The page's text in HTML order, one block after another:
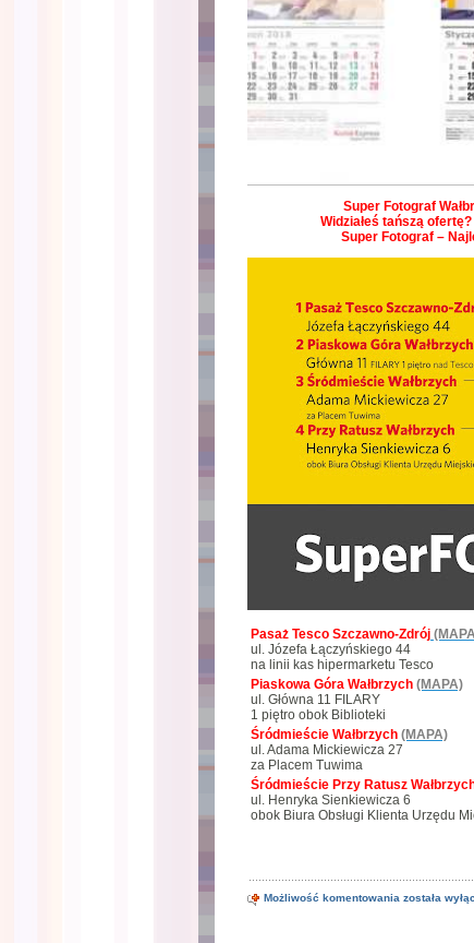
Super Fotograf
Widziałeś tańszą
Super Fotograf –
Pasaż Tesco Szczawno-Zdrój
ul. Józefa Łączyńskiego 44
na linii kas hipermarketu Tesco
Piaskowa Góra Wałbrzych (MAPA)
ul. Główna 11 FILARY
1 piętro obok Biblioteki
Śródmieście Wałbrzych (MAPA)
ul. Adama Mickiewicza 27
za Placem Tuwima
Śródmieście Przy Ratusz
ul. Henryka Sienkiewicza 6
obok Biura Obsługi Klienta Urzędu
Możliwość komentowania Zeskanuj
została